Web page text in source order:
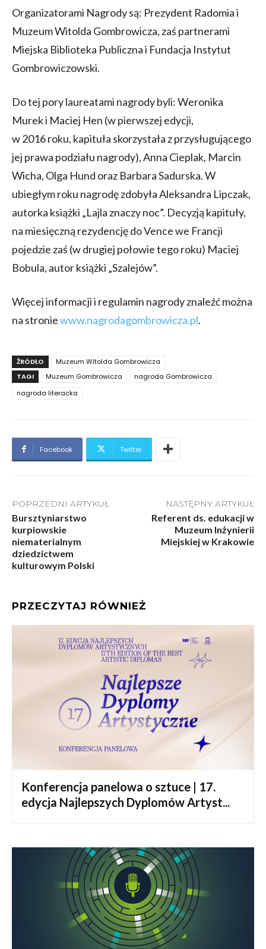
Organizatorami Nagrody są: Prezydent Radomia i
Muzeum Witolda Gombrowicza, zaś partnerami
Miejska Biblioteka Publiczna i Fundacja Instytut
Gombrowiczowski.
Do tej pory laureatami nagrody byli: Weronika
Murek i Maciej Hen (w pierwszej edycji,
w 2016 roku, kapituła skorzystała z przysługującego
jej prawa podziału nagrody), Anna Cieplak, Marcin
Wicha, Olga Hund oraz Barbara Sadurska. W
ubiegłym roku nagrodę zdobyła Aleksandra Lipczak,
autorka książki „Lajla znaczy noc”. Decyzją kapituły,
na miesięczną rezydencję do Vence we Francji
pojedzie zaś (w drugiej połowie tego roku) Maciej
Bobula, autor książki „Szalejów”.
Więcej informacji i regulamin nagrody znaleźć można
na stroniewww.nagrodagombrowicza.pl.
ŹRÓDŁO
Muzeum Witolda Gombrowicza
TAGI
Muzeum Gombrowicza
nagroda Gombrowicza
nagroda literacka
Facebook Twitter
POPRZEDNI ARTYKUŁ
Bursztyniarstwo
kurpiowskie
niematerialnym
dziedzictwem
kulturowym Polski
NASTĘPNY ARTYKUŁ
Referent ds. edukacji w
Muzeum Inżynierii
Miejskiej w Krakowie
PRZECZYTAJ RÓWNIEŻ
Konferencja panelowa o sztuce | 17.
edycja Najlepszych Dyplomów Artyst...